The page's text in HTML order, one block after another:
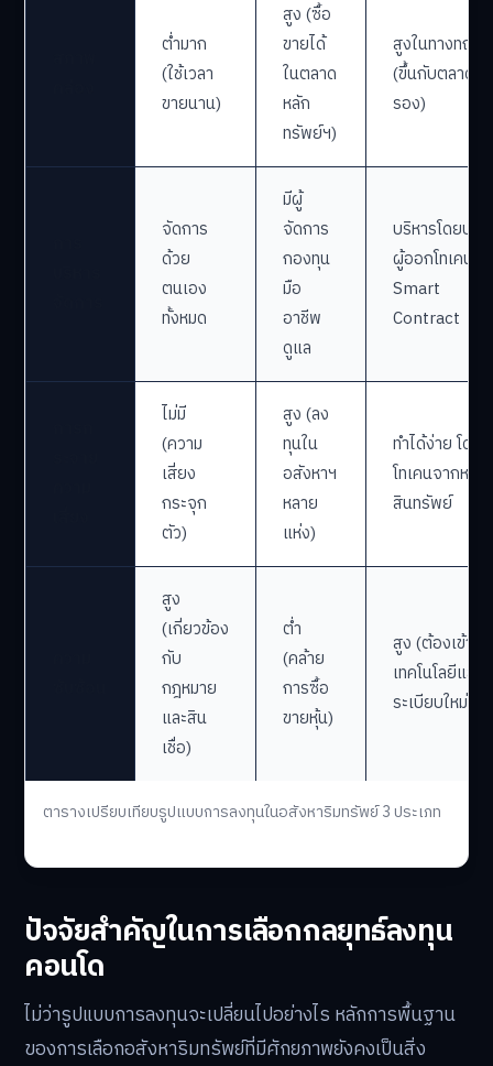
ตารางเปรียบเทียบรูปแบบการลงทุนในอสังหาริมทรัพย์ 3 ประเภท
ต่ำมาก
(ใช้เวลา
ขายนาน)
สูง (ซื้อ
ขายได้
ในตลาด
หลัก
ทรัพย์ฯ)
สูงในทางทฤษฎี
(ขึ้นกับตลาด
รอง)
จัดการ
ด้วย
ตนเอง
ทั้งหมด
มีผู้
จัดการ
กองทุน
มือ
อาชีพ
ดูแล
บริหารโดยบริ
ผู้ออกโทเคนห
Smart
Contract
ไม่มี
(ความ
เสี่ยง
กระจุก
ตัว)
สูง (ลง
ทุนใน
อสังหาฯ
หลาย
แห่ง)
ทำได้ง่าย โดย
โทเคนจากหลา
สินทรัพย์
สูง
(เกี่ยวข้อง
กับ
กฎหมาย
และสิน
เชื่อ)
ต่ำ
(คล้าย
การซื้อ
ขายหุ้น)
สูง (ต้องเข้าใจ
เทคโนโลยีและ
ระเบียบใหม่)
ปัจจัยสำคัญในการเลือกกลยุทธ์ลงทุน
คอนโด
ไม่ว่ารูปแบบการลงทุนจะเปลี่ยนไปอย่างไร หลักการพื้นฐาน
ของการเลือกอสังหาริมทรัพย์ที่มีศักยภาพยังคงเป็นสิ่ง